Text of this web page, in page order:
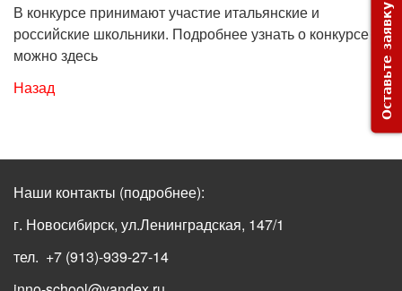
В конкурсе принимают участие итальянские и
российские школьники. Подробнее узнать о конкурсе
можно здесь
Назад
Наши контакты (подробнее):
г. Новосибирск, ул.Ленинградская, 147/1
тел. +7 (913)-939-27-14
Оставьте заявку